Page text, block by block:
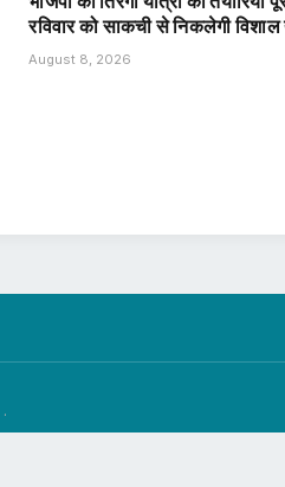
रविवार को साकची से निकलेगी विशाल
August 8, 2026
.